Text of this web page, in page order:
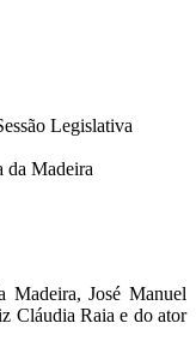
Legislativa
da Madeira
Madeira, José Manuel
Cláudia Raia e do ator